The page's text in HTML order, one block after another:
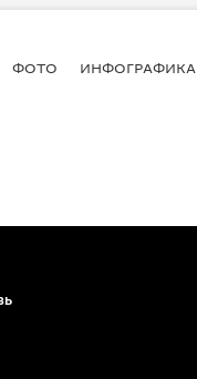
ФОТО ИНФОГРАФИКА